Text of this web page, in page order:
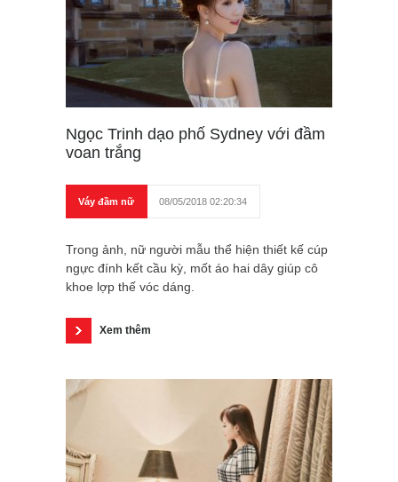
Ngọc Trinh dạo phố Sydney với đầm
voan trắng
Váy đầm nữ 08/05/2018 02:20:34
Trong ảnh, nữ người mẫu thể hiện thiết kế cúp
ngực đính kết cầu kỳ, mốt áo hai dây giúp cô
khoe lợp thế vóc dáng.
Xem thêm